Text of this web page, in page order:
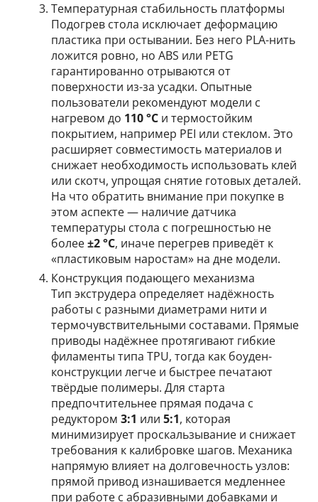
Температурная стабильность платформы
Подогрев стола исключает деформацию
пластика при остывании. Без него PLA-нить
ложится ровно, но ABS или PETG
гарантированно отрываются от
поверхности из-за усадки. Опытные
пользователи рекомендуют модели с
нагревом до 110 °C и термостойким
покрытием, например PEI или стеклом. Это
расширяет совместимость материалов и
снижает необходимость использовать клей
или скотч, упрощая снятие готовых деталей.
На что обратить внимание при покупке в
этом аспекте — наличие датчика
температуры стола с погрешностью не
более±2 °C, иначе перегрев приведёт к
«пластиковым наростам» на дне модели.
Конструкция подающего механизма
Тип экструдера определяет надёжность
работы с разными диаметрами нити и
термочувствительными составами. Прямые
приводы надёжнее протягивают гибкие
филаменты типа TPU, тогда как боуден-
конструкции легче и быстрее печатают
твёрдые полимеры. Для старта
предпочтительнее прямая подача с
редуктором3:1 или5:1, которая
минимизирует проскальзывание и снижает
требования к калибровке шагов. Механика
напрямую влияет на долговечность узлов:
прямой привод изнашивается медленнее
при работе с абразивными добавками и